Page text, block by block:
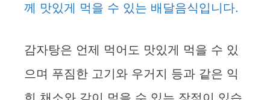
께 맛있게 먹을 수 있는 배달음식입니다.
감자탕은 언제 먹어도 맛있게 먹을 수 있
으며 푸짐한 고기와 우거지 등과 같은 익